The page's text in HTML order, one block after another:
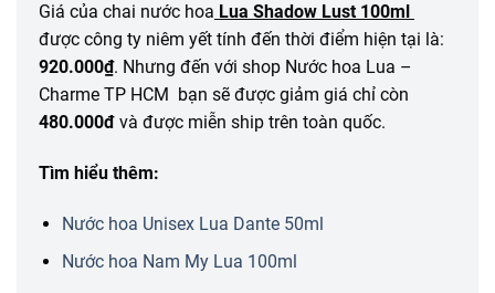
Giá của chai nước hoa Lua Shadow Lust 100ml
được công ty niêm yết tính đến thời điểm hiện tại là:
920.000₫. Nhưng đến với shop Nước hoa Lua –
Charme TP HCM bạn sẽ được giảm giá chỉ còn
480.000đ và được miễn ship trên toàn quốc.
Tìm hiểu thêm:
Nước hoa Unisex Lua Dante 50ml
Nước hoa Nam My Lua 100ml